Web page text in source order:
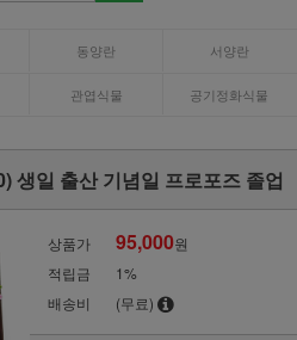
동양란 서양란
관엽식물 공기정화식물
생일 출산 기념일 프로포즈 졸업
상품가 95,000원
적립금
1%
배송비
(무료)